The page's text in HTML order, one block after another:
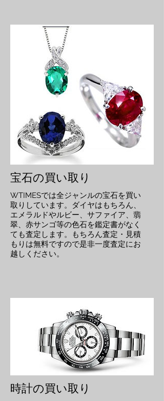
宝石の買い取り
WTIMESでは全ジャンルの宝石を買い
取りしています。ダイヤはもちろん、
エメラルドやルビー、サファイア、翡
翠、赤サンゴ等の色石を鑑定書がなく
ても査定します。もちろん査定・見積
もりは無料ですので是非一度査定にお
越しください。
時計の買い取り